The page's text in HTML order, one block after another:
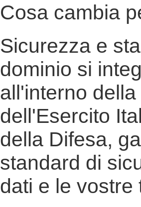
Cosa cambia
Sicurezza e
dominio si
all'interno
dell'Esercito
della Difesa,
standard di
dati e le vostre